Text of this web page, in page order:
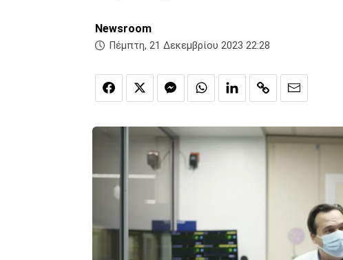
Newsroom
Πέμπτη, 21 Δεκεμβρίου 2023 22:28